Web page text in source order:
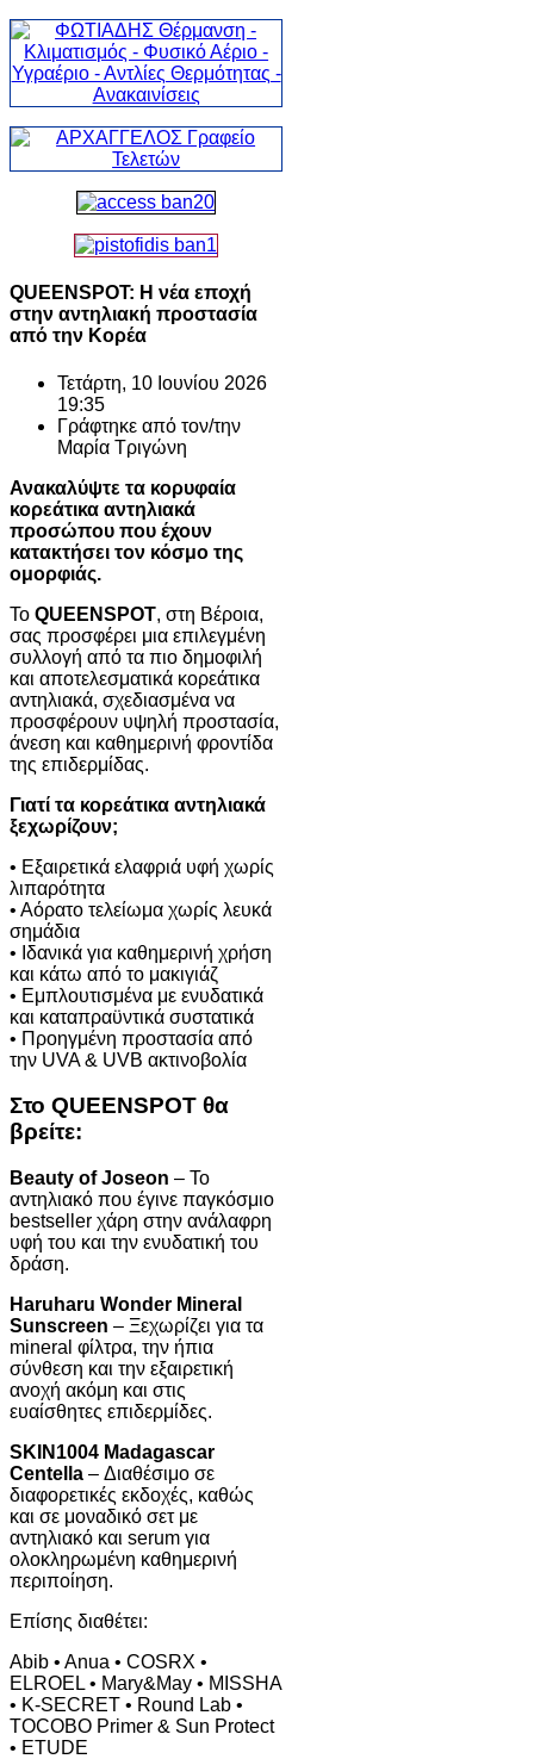
QUEENSPOT: Η νέα εποχή
στην αντηλιακή προστασία
από την Κορέα
Τετάρτη, 10 Ιουνίου 2026
19:35
Γράφτηκε από τον/την
Μαρία Τριγώνη
Ανακαλύψτε τα κορυφαία
κορεάτικα αντηλιακά
προσώπου που έχουν
κατακτήσει τον κόσμο της
ομορφιάς.
Το QUEENSPOT, στη Βέροια,
σας προσφέρει μια επιλεγμένη
συλλογή από τα πιο δημοφιλή
και αποτελεσματικά κορεάτικα
αντηλιακά, σχεδιασμένα να
προσφέρουν υψηλή προστασία,
άνεση και καθημερινή φροντίδα
της επιδερμίδας.
Γιατί τα κορεάτικα αντηλιακά
ξεχωρίζουν;
• Εξαιρετικά ελαφριά υφή χωρίς
λιπαρότητα
• Αόρατο τελείωμα χωρίς λευκά
σημάδια
• Ιδανικά για καθημερινή χρήση
και κάτω από το μακιγιάζ
• Εμπλουτισμένα με ενυδατικά
και καταπραϋντικά συστατικά
• Προηγμένη προστασία από
την UVA & UVB ακτινοβολία
Στο QUEENSPOT θα
βρείτε:
Beauty of Joseon – Το
αντηλιακό που έγινε παγκόσμιο
bestseller χάρη στην ανάλαφρη
υφή του και την ενυδατική του
δράση.
Haruharu Wonder Mineral
Sunscreen – Ξεχωρίζει για τα
mineral φίλτρα, την ήπια
σύνθεση και την εξαιρετική
ανοχή ακόμη και στις
ευαίσθητες επιδερμίδες.
SKIN1004 Madagascar
Centella – Διαθέσιμο σε
διαφορετικές εκδοχές, καθώς
και σε μοναδικό σετ με
αντηλιακό και serum για
ολοκληρωμένη καθημερινή
περιποίηση.
Επίσης διαθέτει:
Abib • Anua • COSRX •
ELROEL • Mary&May • MISSHA
• K-SECRET • Round Lab •
TOCOBO Primer & Sun Protect
• ETUDE